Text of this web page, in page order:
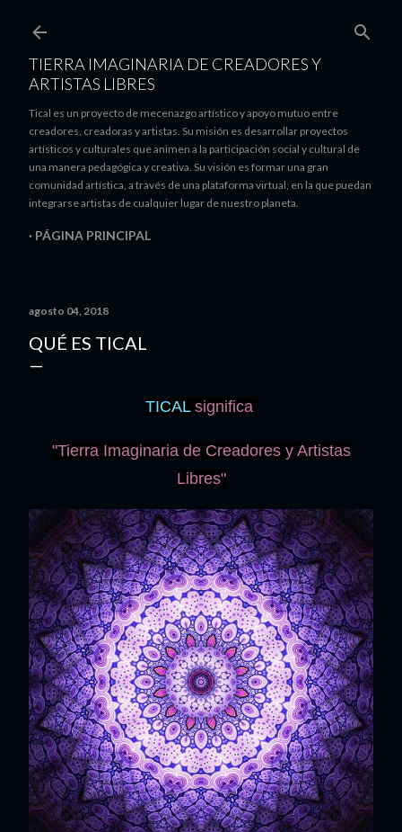
TIERRA IMAGINARIA DE CREADORES Y
ARTISTAS LIBRES
Tical es un proyecto de mecenazgo artístico y apoyo mutuo entre
creadores, creadoras y artistas. Su misión es desarrollar proyectos
artísticos y culturales que animen a la participación social y cultural de
una manera pedagógica y creativa. Su visión es formar una gran
comunidad artística, a través de una plataforma virtual, en la que puedan
integrarse artistas de cualquier lugar de nuestro planeta.
PÁGINA PRINCIPAL
agosto 04, 2018
QUÉ ES TICAL
TICALsignifica
"Tierra Imaginaria de Creadores y Artistas
Libres"